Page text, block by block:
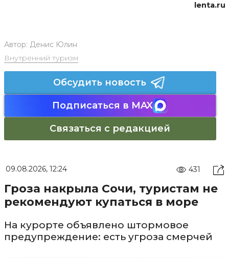
lenta.ru
Автор: Денис Юлин
Внутренний туризм
Обсудить новость
Подписаться в MAX
Связаться с редакцией
09.08.2026, 12:24 431
Гроза накрыла Сочи, туристам не
рекомендуют купаться в море
На курорте объявлено штормовое
предупреждение: есть угроза смерчей